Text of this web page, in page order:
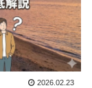
2026.02.23